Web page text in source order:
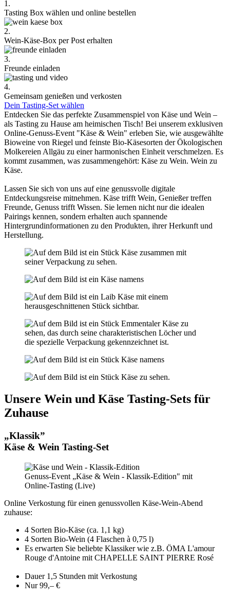
1.
Tasting Box wählen und online bestellen
2.
Wein-Käse-Box per Post erhalten
3.
Freunde einladen
4.
Gemeinsam genießen und verkosten
Dein Tasting-Set wählen
Entdecken Sie das perfekte Zusammenspiel von Käse und Wein –
als Tasting zu Hause am heimischen Tisch! Bei unserem exklusiven
Online-Genuss-Event "Käse & Wein" erleben Sie, wie ausgewählte
Bioweine von Riegel und feinste Bio-Käsesorten der Ökologischen
Molkereien Allgäu zu einer harmonischen Einheit verschmelzen. Es
kommt zusammen, was zusammengehört: Käse zu Wein. Wein zu
Käse.
Lassen Sie sich von uns auf eine genussvolle digitale
Entdeckungsreise mitnehmen. Käse trifft Wein, Genießer treffen
Freunde, Genuss trifft Wissen. Sie lernen nicht nur die idealen
Pairings kennen, sondern erhalten auch spannende
Hintergrundinformationen zu den Produkten, ihrer Herkunft und
Herstellung.
Unsere Wein und Käse Tasting-Sets für
Zuhause
„Klassik”
Käse & Wein Tasting-Set
Genuss-Event „Käse & Wein - Klassik-Edition" mit
Online-Tasting (Live)
Online Verkostung für einen genussvollen Käse-Wein-Abend
zuhause:
4 Sorten Bio-Käse (ca. 1,1 kg)
4 Sorten Bio-Wein (4 Flaschen à 0,75 l)
Es erwarten Sie beliebte Klassiker wie z.B. ÖMA L'amour
Rouge d'Antoine mit CHAPELLE SAINT PIERRE Rosé
Dauer 1,5 Stunden mit Verkostung
Nur 99,– €